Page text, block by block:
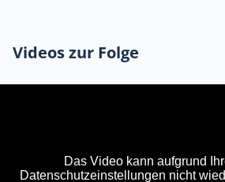
Videos zur Folge